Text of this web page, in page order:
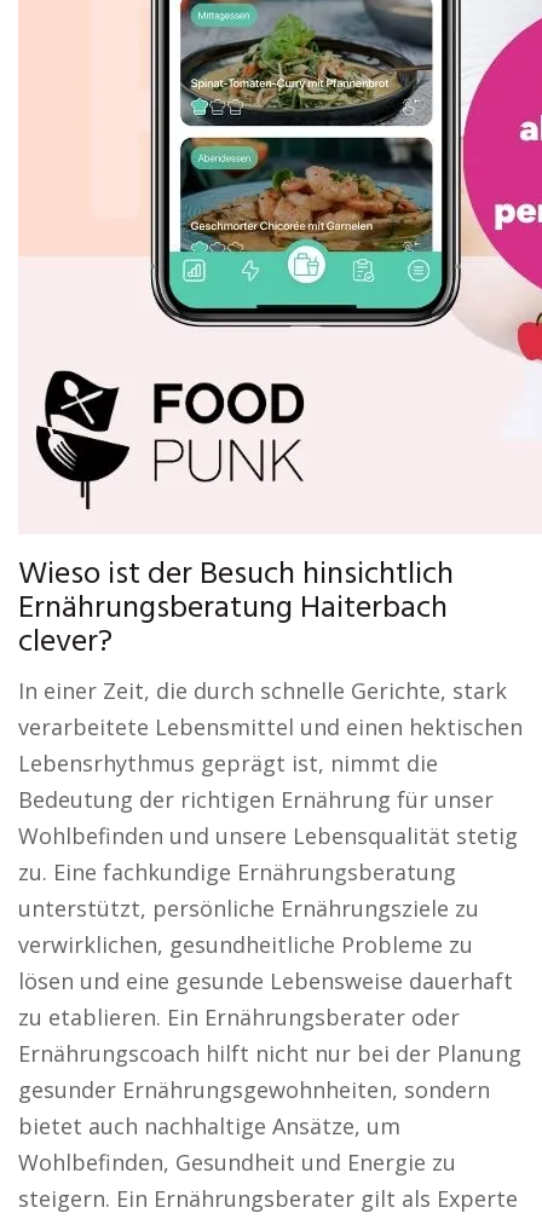
Wieso ist der Besuch hinsichtlich
Ernährungsberatung Haiterbach
clever?
In einer Zeit, die durch schnelle Gerichte, stark
verarbeitete Lebensmittel und einen hektischen
Lebensrhythmus geprägt ist, nimmt die
Bedeutung der richtigen Ernährung für unser
Wohlbefinden und unsere Lebensqualität stetig
zu. Eine fachkundige Ernährungsberatung
unterstützt, persönliche Ernährungsziele zu
verwirklichen, gesundheitliche Probleme zu
lösen und eine gesunde Lebensweise dauerhaft
zu etablieren. Ein Ernährungsberater oder
Ernährungscoach hilft nicht nur bei der Planung
gesunder Ernährungsgewohnheiten, sondern
bietet auch nachhaltige Ansätze, um
Wohlbefinden, Gesundheit und Energie zu
steigern. Ein Ernährungsberater gilt als Experte